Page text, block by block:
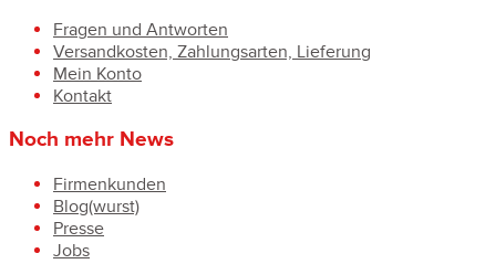
Fragen und Antworten
Versandkosten, Zahlungsarten, Lieferung
Mein Konto
Kontakt
Noch mehr News
Firmenkunden
Blog(wurst)
Presse
Jobs